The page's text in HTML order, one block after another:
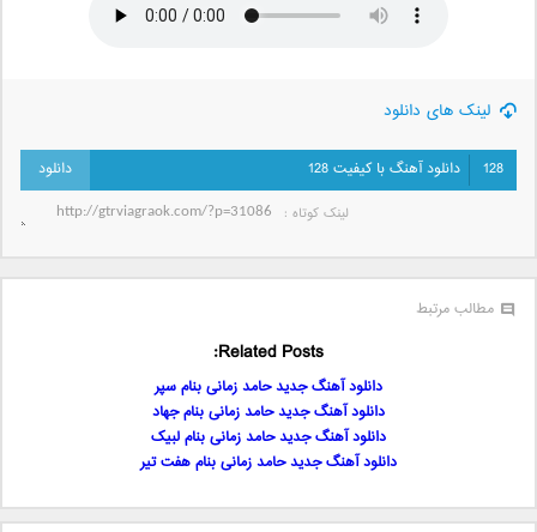
لینک های دانلود
128 دانلود آهنگ با کیفیت 128
لینک کوتاه‌ :
مطالب مرتبط
Related Posts:
دانلود آهنگ جدید حامد زمانی بنام سپر
دانلود آهنگ جدید حامد زمانی بنام جهاد
دانلود آهنگ جدید حامد زمانی بنام لبیک
دانلود آهنگ جدید حامد زمانی بنام هفت تیر